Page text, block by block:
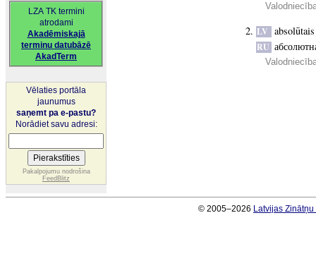
LZA TK termini
atrodami
Akadēmiskajā
terminu datubāzē
AkadTerm
Vēlaties portāla
jaunumus
saņemt pa e-pastu?
Norādiet savu adresi:
Pakalpojumu nodrošina
FeedBlitz
LV
RU
© 2005–2026 Latvijas